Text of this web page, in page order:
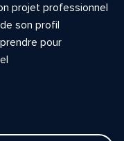
projet professionnel
son profil
pour